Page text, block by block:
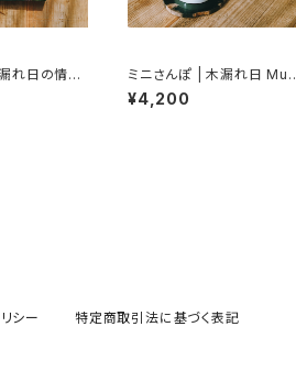
れ日の情景
Classic MI
ミニさんぽ | 木漏れ日 Mug
(Classic MINI / Rover MI
NI)
¥4,200
シー 特定商取引法に基づく表記